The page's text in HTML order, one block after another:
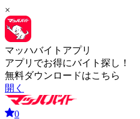
×
マッハバイトアプリ
アプリでお得にバイト探し！
無料ダウンロードはこちら
開く
0